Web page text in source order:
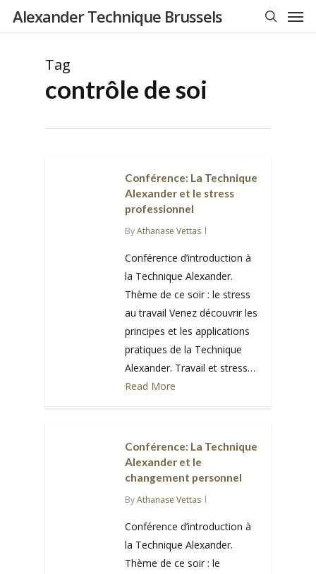
SkipAlexander Technique Brussels
Tag
contrôle de soi
Conférence: La Technique
Alexander et le stress
professionnel
ByAthanase Vettas
Conférence d’introduction à
la Technique Alexander.
Thème de ce soir : le stress
au travail Venez découvrir les
principes et les applications
pratiques de la Technique
Alexander. Travail et stress…
Read More
Conférence: La Technique
Alexander et le
changement personnel
ByAthanase Vettas
Conférence d’introduction à
la Technique Alexander.
Thème de ce soir : le